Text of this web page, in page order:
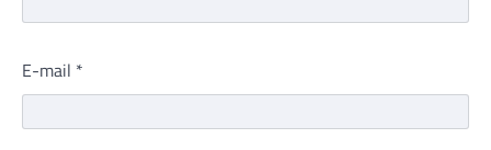
E-mail *